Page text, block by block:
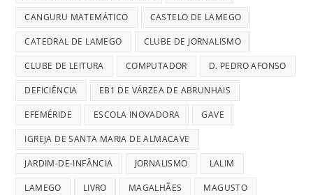
CANGURU MATEMÁTICO CASTELO DE LAMEGO
CATEDRAL DE LAMEGO CLUBE DE JORNALISMO
CLUBE DE LEITURA COMPUTADOR D. PEDRO AFONSO
DEFICIÊNCIA EB1 DE VÁRZEA DE ABRUNHAIS
EFEMÉRIDE ESCOLA INOVADORA GAVE
IGREJA DE SANTA MARIA DE ALMACAVE
JARDIM-DE-INFÂNCIA JORNALISMO LALIM
LAMEGO LIVRO MAGALHÃES MAGUSTO